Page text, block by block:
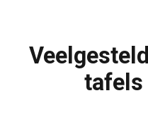
tafels